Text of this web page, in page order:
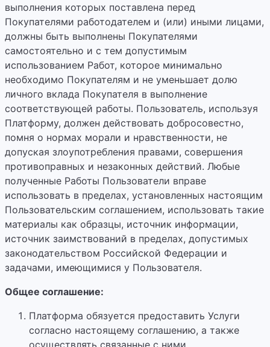
выполнения которых поставлена перед
Покупателями работодателем и (или) иными лицами,
должны быть выполнены Покупателями
самостоятельно и с тем допустимым
использованием Работ, которое минимально
необходимо Покупателям и не уменьшает долю
личного вклада Покупателя в выполнение
соответствующей работы. Пользователь, используя
Платформу, должен действовать добросовестно,
помня о нормах морали и нравственности, не
допуская злоупотребления правами, совершения
противоправных и незаконных действий. Любые
полученные Работы Пользователи вправе
использовать в пределах, установленных настоящим
Пользовательским соглашением, использовать такие
материалы как образцы, источник информации,
источник заимствований в пределах, допустимых
законодательством Российской Федерации и
задачами, имеющимися у Пользователя.
Общее соглашение:
Платформа обязуется предоставить Услуги
согласно настоящему соглашению, а также